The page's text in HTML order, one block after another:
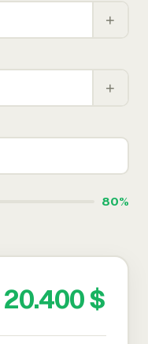
+
+
80%
20.400 $